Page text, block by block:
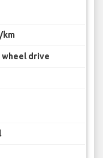
km
wheel drive